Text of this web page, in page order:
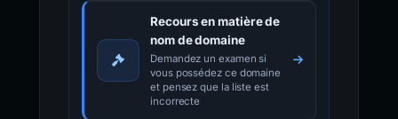
Recours en matière de
nom de domaine
Demandez un examen si
vous possédez ce domaine
et pensez que la liste est
incorrecte